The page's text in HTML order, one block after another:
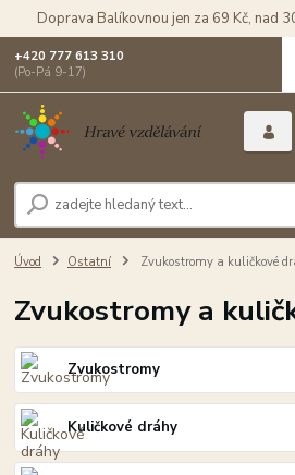
Doprava Balíkovnou jen za 69 Kč, nad
+420 777 613 310
(Po-Pá 9-17)
Úvod Ostatní Zvukostromy a kuličkové
Zvukostromy a
Zvukostromy
Kuličkové dráhy